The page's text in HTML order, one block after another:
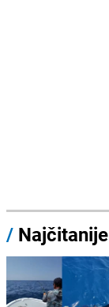
/ Najčitanije